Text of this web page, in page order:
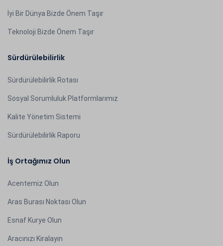
İyi Bir Dünya Bizde Önem Taşır
Teknoloji Bizde Önem Taşır
Sürdürülebilirlik
Sürdürülebilirlik Rotası
Sosyal Sorumluluk Platformlarımız
Kalite Yönetim Sistemi
Sürdürülebilirlik Raporu
İş Ortağımız Olun
Acentemiz Olun
Aras Burası Noktası Olun
Esnaf Kurye Olun
Aracınızı Kiralayın